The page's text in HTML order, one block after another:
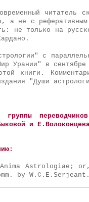
читатель
а не с
не только на
с
Урании"
в сентябре
книги.
"Души
группы
и
Anima Astrologiae;
by